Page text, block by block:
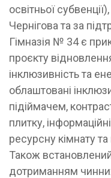
освітньої
Чернігова та за
Гімназія № 34 є
проєкту
інклюзивність та
облаштовані
підіймачем,
плитку,
ресурсну кімнату
Також
дотриманням